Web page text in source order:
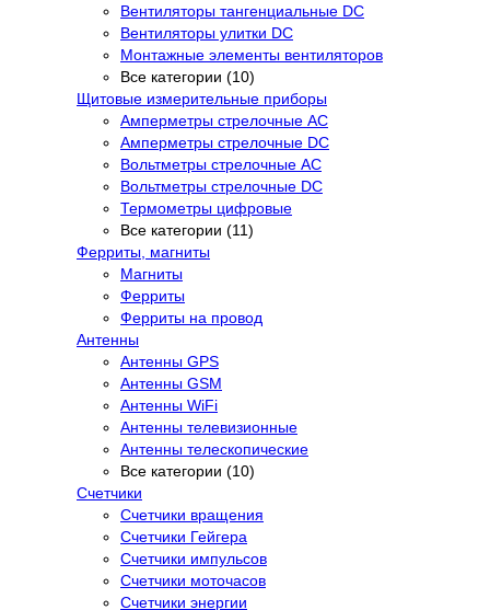
Вентиляторы тангенциальные DC
Вентиляторы улитки DC
Монтажные элементы вентиляторов
Все категории (10)
Щитовые измерительные приборы
Амперметры стрелочные AC
Амперметры стрелочные DC
Вольтметры стрелочные AC
Вольтметры стрелочные DC
Термометры цифровые
Все категории (11)
Ферриты, магниты
Магниты
Ферриты
Ферриты на провод
Антенны
Антенны GPS
Антенны GSM
Антенны WiFi
Антенны телевизионные
Антенны телескопические
Все категории (10)
Счетчики
Счетчики вращения
Счетчики Гейгера
Счетчики импульсов
Счетчики моточасов
Счетчики энергии